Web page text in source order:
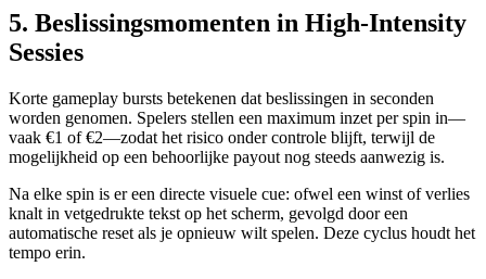
5. Beslissingsmomenten in High‑Intensity
Sessies
Korte gameplay bursts betekenen dat beslissingen in seconden
worden genomen. Spelers stellen een maximum inzet per spin in—
vaak €1 of €2—zodat het risico onder controle blijft, terwijl de
mogelijkheid op een behoorlijke payout nog steeds aanwezig is.
Na elke spin is er een directe visuele cue: ofwel een winst of verlies
knalt in vetgedrukte tekst op het scherm, gevolgd door een
automatische reset als je opnieuw wilt spelen. Deze cyclus houdt het
tempo erin.